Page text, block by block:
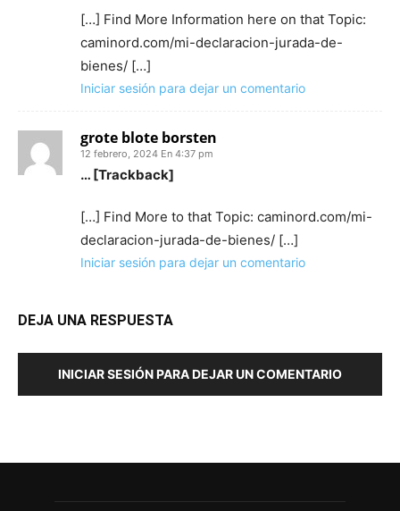
[…] Find More Information here on that Topic:
caminord.com/mi-declaracion-jurada-de-
bienes/ […]
Iniciar sesión para dejar un comentario
grote blote borsten
12 febrero, 2024 En 4:37 pm
… [Trackback]
[…] Find More to that Topic: caminord.com/mi-
declaracion-jurada-de-bienes/ […]
Iniciar sesión para dejar un comentario
DEJA UNA RESPUESTA
INICIAR SESIÓN PARA DEJAR UN COMENTARIO